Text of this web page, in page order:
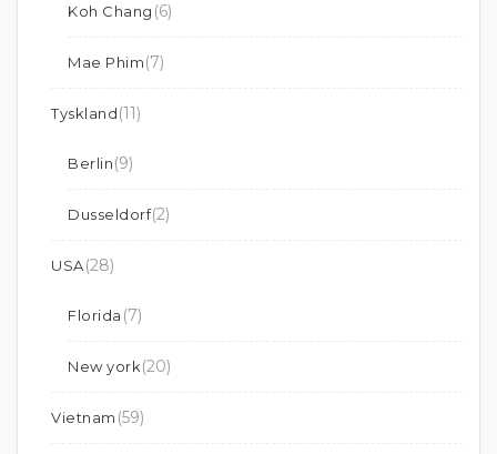
Koh Chang (6)
Mae Phim(7)
Tyskland(11)
Berlin(9)
Dusseldorf(2)
USA(28)
Florida (7)
New york(20)
Vietnam (59)